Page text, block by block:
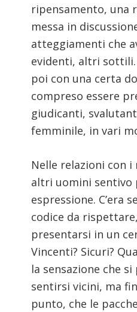
ripensamento, una
messa in
atteggiamenti che
evidenti, altri
poi con una certa
compreso essere
giudicanti,
femminile, in vari
Nelle relazioni con i
altri uomini sentivo
espressione. C’era
codice da
presentarsi in un
Vincenti? Sicuri?
la sensazione che
sentirsi vicini, ma
punto, che le